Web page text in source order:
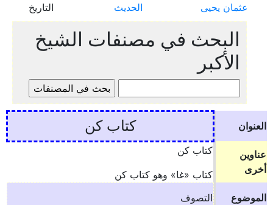
عثمان يحيى
الحديث
التاريخ
البحث في مصنفات الشيخ
الأكبر
العنوان كتاب كن
عناوين
أخرى
كتاب كن
كتاب «غا» وهو كتاب كن
الموضوع
التصوف